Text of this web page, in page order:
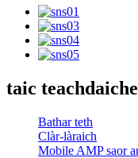
taic teachdaiche
Bathar teth
Clàr-làraich
Mobile AMP saor